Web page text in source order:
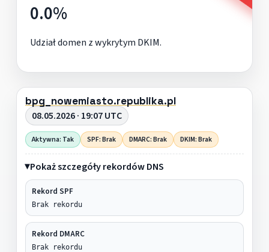
0.0%
Udział domen z wykrytym DKIM.
bpg_nowemiasto.republika.pl
08.05.2026 · 19:07 UTC
Aktywna: Tak SPF: Brak DMARC: Brak DKIM: Brak
Pokaż szczegóły rekordów DNS
Rekord SPF
Brak rekordu
Rekord DMARC
Brak rekordu